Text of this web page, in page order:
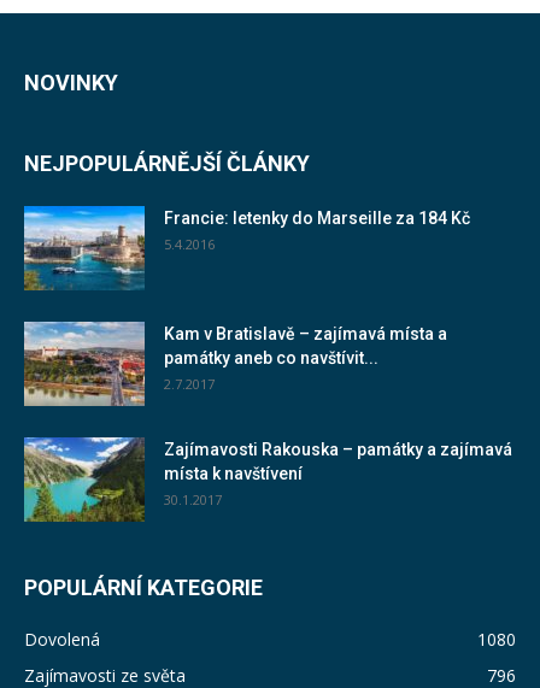
NOVINKY
NEJPOPULÁRNĚJŠÍ ČLÁNKY
Francie: letenky do Marseille za 184 Kč
5.4.2016
Kam v Bratislavě – zajímavá místa a
památky aneb co navštívit...
2.7.2017
Zajímavosti Rakouska – památky a zajímavá
místa k navštívení
30.1.2017
POPULÁRNÍ KATEGORIE
Dovolená
1080
Zajímavosti ze světa
796